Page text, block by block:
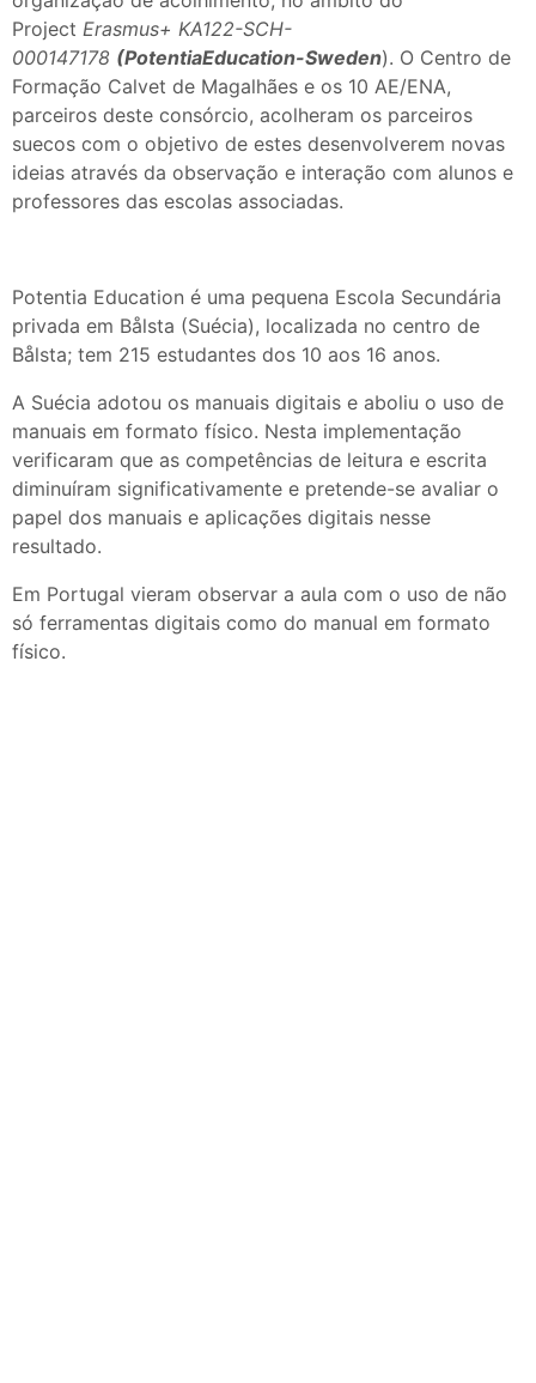
Project Erasmus+ KA122-SCH-
000147178 (PotentiaEducation-Sweden). O Centro de
Formação Calvet de Magalhães e os 10 AE/ENA,
parceiros deste consórcio, acolheram os parceiros
suecos com o objetivo de estes desenvolverem novas
ideias através da observação e interação com alunos e
professores das escolas associadas.
Potentia Education é uma pequena Escola Secundária
privada em Bålsta (Suécia), localizada no centro de
Bålsta; tem 215 estudantes dos 10 aos 16 anos.
A Suécia adotou os manuais digitais e aboliu o uso de
manuais em formato físico. Nesta implementação
verificaram que as competências de leitura e escrita
diminuíram significativamente e pretende-se avaliar o
papel dos manuais e aplicações digitais nesse
resultado.
Em Portugal vieram observar a aula com o uso de não
só ferramentas digitais como do manual em formato
físico.